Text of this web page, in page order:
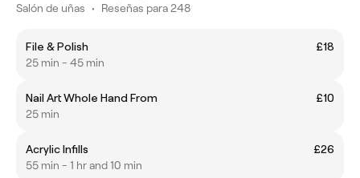
Salón de uñas • Reseñas para 248
File & Polish
£18
25 min - 45 min
Nail Art Whole Hand From
£10
25 min
Acrylic Infills
£26
55 min - 1 hr and 10 min